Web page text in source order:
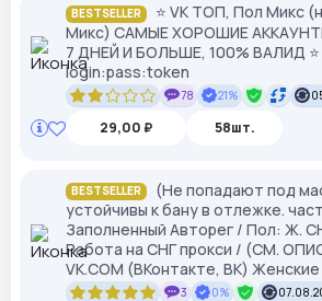
BESTSELLER
⭐ VK ТОП, Пол Микс
Микс) САМЫЕ ХОРОШИЕ
7 ДНЕЙ И БОЛЬШЕ, 100% ВАЛИД
login:pass:token
78 21%
29,00 ₽ 58шт.
BESTSELLER
(Не попадают под
устойчивы к бану в отлежке.
Заполненный Авторег / Пол: Ж.
Работа на СНГ прокси / (СМ.
VK.COM (ВКонтакте, ВК) Женские
3 0%